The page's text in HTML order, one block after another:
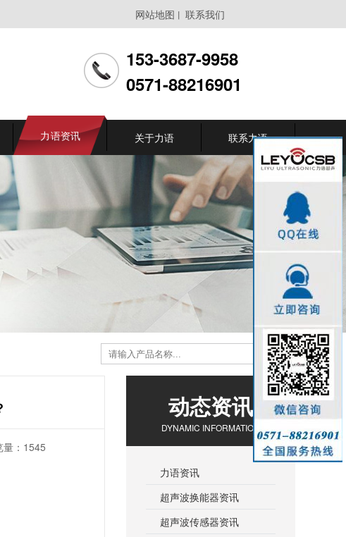
网站地图 丨 联系我们
153-3687-9958
0571-88216901
力语资讯 关于力语 联系力语
量：1545
动态资讯
DYNAMIC INFORMATION
力语资讯
超声波换能器资讯
超声波传感器资讯